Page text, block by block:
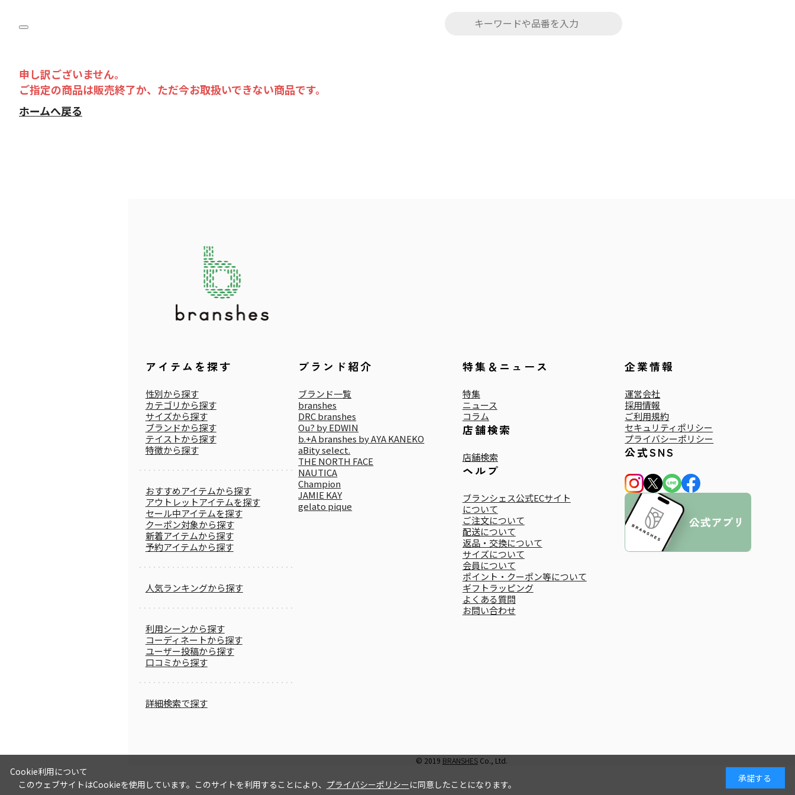
申し訳ございません。
ご指定の商品は販売終了か、ただ今お取扱いできない商品です。
ホームへ戻る
アイテムを探す
性別から探す
カテゴリから探す
サイズから探す
ブランドから探す
テイストから探す
特徴から探す
おすすめアイテムから探す
アウトレットアイテムを探す
セール中アイテムを探す
クーポン対象から探す
新着アイテムから探す
予約アイテムから探す
人気ランキングから探す
利用シーンから探す
コーディネートから探す
ユーザー投稿から探す
口コミから探す
詳細検索で探す
ブランド紹介
ブランド一覧
branshes
DRC branshes
Ou? by EDWIN
b.+A branshes by AYA KANEKO
aBity select.
THE NORTH FACE
NAUTICA
Champion
JAMIE KAY
gelato pique
特集＆ニュース
特集
ニュース
コラム
店舗検索
店舗検索
ヘルプ
ブランシェス公式ECサイト
について
ご注文について
配送について
返品・交換について
サイズについて
会員について
ポイント・クーポン等について
ギフトラッピング
よくある質問
お問い合わせ
企業情報
運営会社
採用情報
ご利用規約
セキュリティポリシー
プライバシーポリシー
公式SNS
© 2019 BRANSHESCo., Ltd.
Cookie利用について
このウェブサイトはCookieを使用しています。このサイトを利用することにより、 プライバシーポリシーに同意したことになります。
承諾する